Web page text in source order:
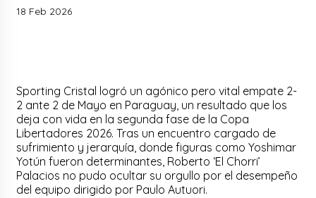
18 Feb 2026
Sporting Cristal logró un agónico pero vital empate 2-
2 ante 2 de Mayo en Paraguay, un resultado que los
deja con vida en la segunda fase de la Copa
Libertadores 2026. Tras un encuentro cargado de
sufrimiento y jerarquía, donde figuras como Yoshimar
Yotún fueron determinantes, Roberto ‘El Chorri’
Palacios no pudo ocultar su orgullo por el desempeño
del equipo dirigido por Paulo Autuori.